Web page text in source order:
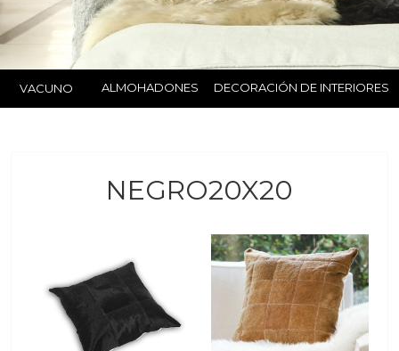
VACUNO ALMOHADONES DECORACIÓN DE INTERIORES
NEGRO20X20